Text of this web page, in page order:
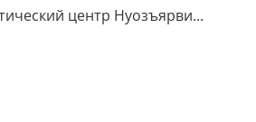
центр Нуозъярви...